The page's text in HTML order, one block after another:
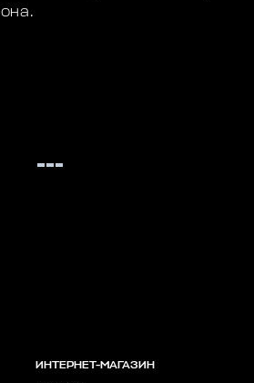
ИНТЕРНЕТ-МАГАЗИН